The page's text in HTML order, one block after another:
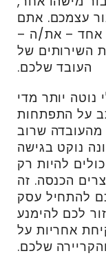
עצמכם. אתם
אחד – את/ה –
השירותים של
העובד שלכם.
יותר מדי
על התפתחות
שרוב
נוקט בגישה
להיות רק
הכנסה. זה
להתחיל עסק
לכם להימנע
אחריות על
שלכם.